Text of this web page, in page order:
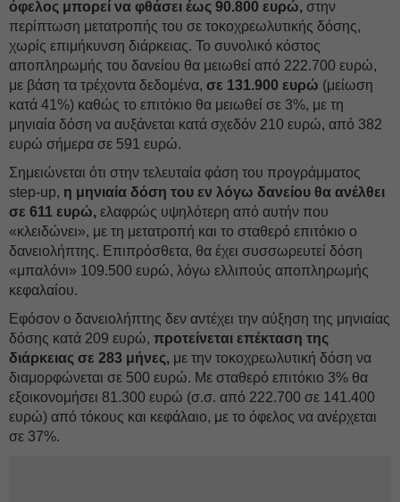
όφελος μπορεί να φθάσει έως 90.800 ευρώ, στην
περίπτωση μετατροπής του σε τοκοχρεωλυτικής δόσης,
χωρίς επιμήκυνση διάρκειας. Το συνολικό κόστος
αποπληρωμής του δανείου θα μειωθεί από 222.700 ευρώ,
με βάση τα τρέχοντα δεδομένα, σε 131.900 ευρώ (μείωση
κατά 41%) καθώς το επιτόκιο θα μειωθεί σε 3%, με τη
μηνιαία δόση να αυξάνεται κατά σχεδόν 210 ευρώ, από 382
ευρώ σήμερα σε 591 ευρώ.
Σημειώνεται ότι στην τελευταία φάση του προγράμματος
step-up, η μηνιαία δόση του εν λόγω δανείου θα ανέλθει
σε 611 ευρώ, ελαφρώς υψηλότερη από αυτήν που
«κλειδώνει», με τη μετατροπή και το σταθερό επιτόκιο ο
δανειολήπτης. Επιπρόσθετα, θα έχει συσσωρευτεί δόση
«μπαλόνι» 109.500 ευρώ, λόγω ελλιπούς αποπληρωμής
κεφαλαίου.
Εφόσον ο δανειολήπτης δεν αντέχει την αύξηση της μηνιαίας
δόσης κατά 209 ευρώ, προτείνεται επέκταση της
διάρκειας σε 283 μήνες, με την τοκοχρεωλυτική δόση να
διαμορφώνεται σε 500 ευρώ. Με σταθερό επιτόκιο 3% θα
εξοικονομήσει 81.300 ευρώ (σ.σ. από 222.700 σε 141.400
ευρώ) από τόκους και κεφάλαιο, με το όφελος να ανέρχεται
σε 37%.